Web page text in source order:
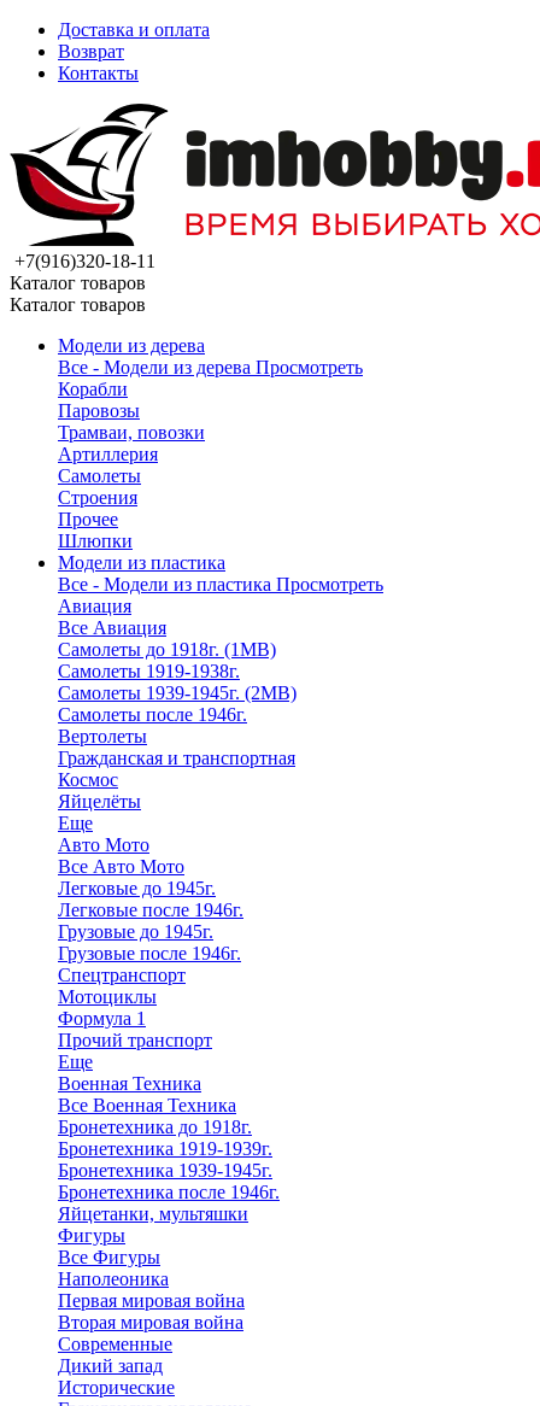
Доставка и оплата
Возврат
Контакты
+7(916)320-18-11
Каталог товаров
Каталог товаров
Модели из дерева
Все - Модели из дерева Просмотреть
Корабли
Паровозы
Трамваи, повозки
Артиллерия
Самолеты
Строения
Прочее
Шлюпки
Модели из пластика
Все - Модели из пластика Просмотреть
Авиация
Все Авиация
Самолеты до 1918г. (1МВ)
Самолеты 1919-1938г.
Самолеты 1939-1945г. (2МВ)
Самолеты после 1946г.
Вертолеты
Гражданская и транспортная
Космос
Яйцелёты
Еще
Авто Мото
Все Авто Мото
Легковые до 1945г.
Легковые после 1946г.
Грузовые до 1945г.
Грузовые после 1946г.
Спецтранспорт
Мотоциклы
Формула 1
Прочий транспорт
Еще
Военная Техника
Все Военная Техника
Бронетехника до 1918г.
Бронетехника 1919-1939г.
Бронетехника 1939-1945г.
Бронетехника после 1946г.
Яйцетанки, мультяшки
Фигуры
Все Фигуры
Наполеоника
Первая мировая война
Вторая мировая война
Современные
Дикий запад
Исторические